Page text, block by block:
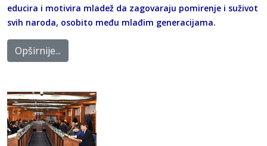
educira i motivira mladež da zagovaraju pomirenje i suživot
svih naroda, osobito među mlađim generacijama.
Opširnije...